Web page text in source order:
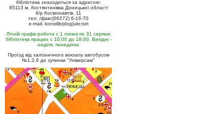
бібліотека знаходиться за адресою:
85113 м. Костянтинівка Донецької області
б/р Космонавтів, 11
тел. /факс(06272) 6-16-70
e-mail: konstlib(dog)ukr.net
Літній графік роботи с 1 липня по 31 серпня:
бібліотека працює с 10:00 до 18:00. Вихідні -
неділя, понеділок.
Проїзд від залізничного вокзалу автобусом
№1,2,6 до зупинки "Універсам"